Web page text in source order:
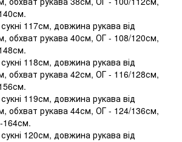
117см, довжина рукава від
обхват рукава 40см, ОГ - 108/120см,
118см, довжина рукава від
обхват рукава 42см, ОГ - 116/128см,
119см, довжина рукава від
обхват рукава 44см, ОГ - 124/136см,
164см.
120см, довжина рукава від